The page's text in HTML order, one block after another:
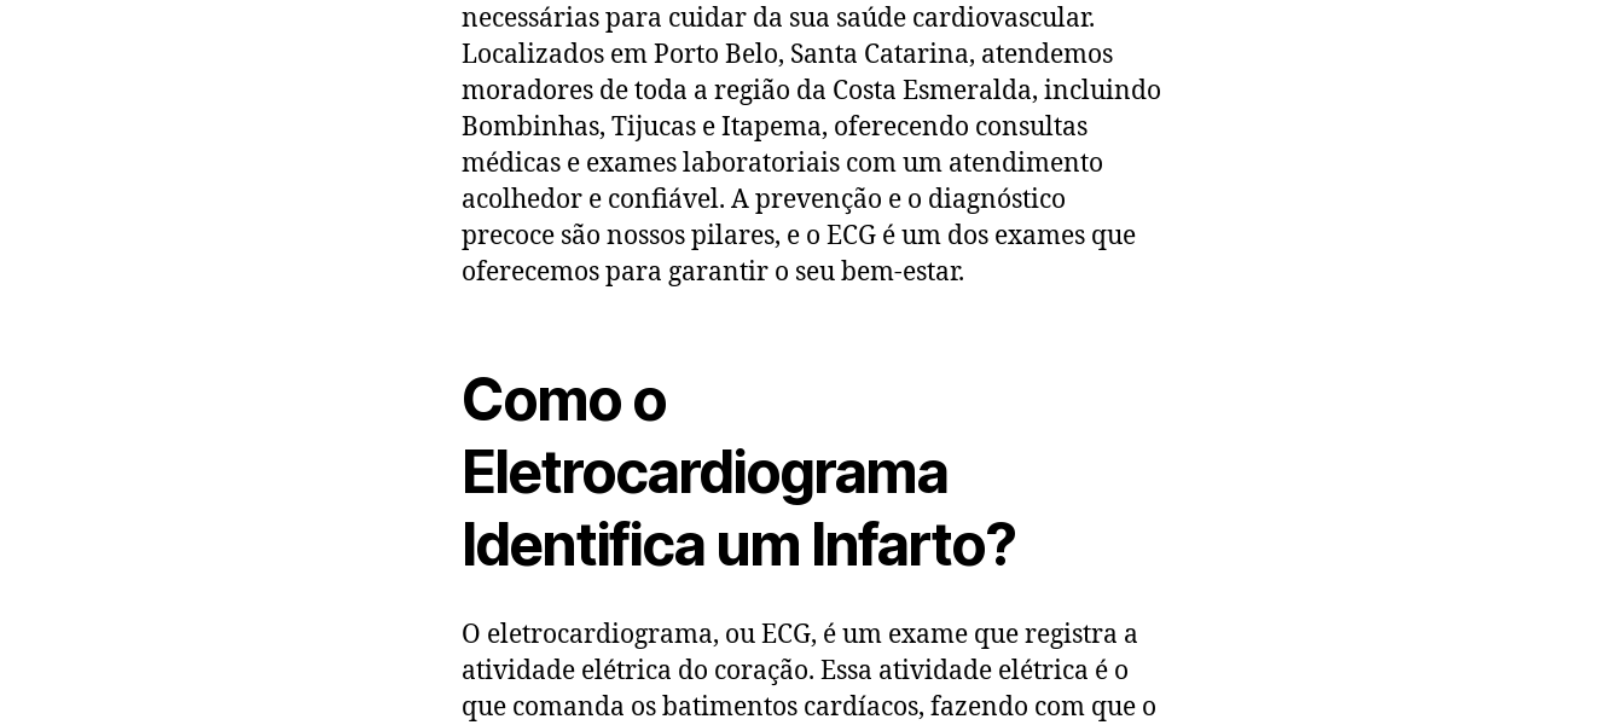
necessárias para cuidar da sua saúde cardiovascular.
Localizados em Porto Belo, Santa Catarina, atendemos
moradores de toda a região da Costa Esmeralda, incluindo
Bombinhas, Tijucas e Itapema, oferecendo consultas
médicas e exames laboratoriais com um atendimento
acolhedor e confiável. A prevenção e o diagnóstico
precoce são nossos pilares, e o ECG é um dos exames que
oferecemos para garantir o seu bem-estar.
Como o
Eletrocardiograma
Identifica um Infarto?
O eletrocardiograma, ou ECG, é um exame que registra a
atividade elétrica do coração. Essa atividade elétrica é o
que comanda os batimentos cardíacos, fazendo com que o